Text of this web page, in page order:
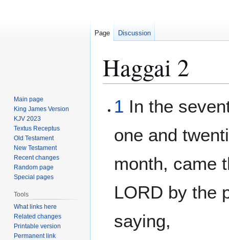
Haggai 2
toto
1 In the
one and
month, came
LORD by the
saying,
Page Discussion
Main page
King James Version
KJV 2023
Textus Receptus
Old Testament
New Testament
Recent changes
Random page
Special pages
Tools
What links here
Related changes
Printable version
Permanent link